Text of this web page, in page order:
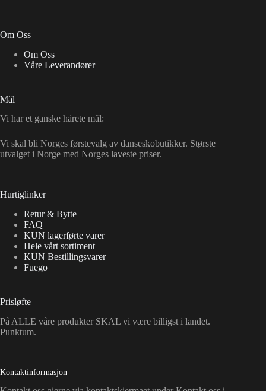
Om Oss
Om Oss
Våre Leverandører
Mål
Vi har et ganske hårete mål:
Vi skal bli Norges førstevalg av danseskobutikker. Største
utvalget i Norge med Norges laveste priser.
Hurtiglinker
Retur & Bytte
FAQ
KUN lagerførte varer
Hele vårt sortiment
KUN Bestillingsvarer
Fuego
Prisløfte
På ALLE våre produkter SKAL vi være billigst i landet.
Punktum.
Kontaktinformasjon